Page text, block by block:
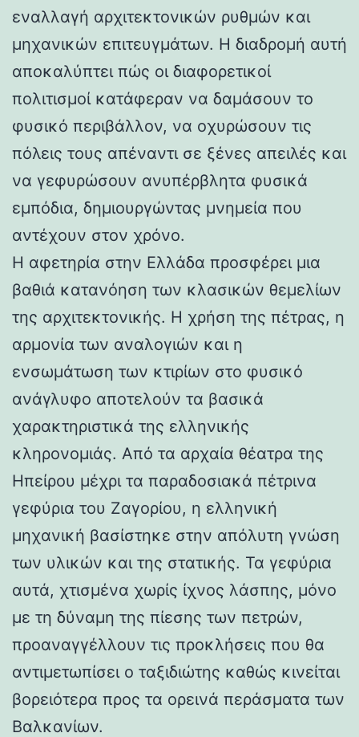
εναλλαγή αρχιτεκτονικών ρυθμών και
μηχανικών επιτευγμάτων. Η διαδρομή αυτή
αποκαλύπτει πώς οι διαφορετικοί
πολιτισμοί κατάφεραν να δαμάσουν το
φυσικό περιβάλλον, να οχυρώσουν τις
πόλεις τους απέναντι σε ξένες απειλές και
να γεφυρώσουν ανυπέρβλητα φυσικά
εμπόδια, δημιουργώντας μνημεία που
αντέχουν στον χρόνο.
Η αφετηρία στην Ελλάδα προσφέρει μια
βαθιά κατανόηση των κλασικών θεμελίων
της αρχιτεκτονικής. Η χρήση της πέτρας, η
αρμονία των αναλογιών και η
ενσωμάτωση των κτιρίων στο φυσικό
ανάγλυφο αποτελούν τα βασικά
χαρακτηριστικά της ελληνικής
κληρονομιάς. Από τα αρχαία θέατρα της
Ηπείρου μέχρι τα παραδοσιακά πέτρινα
γεφύρια του Ζαγορίου, η ελληνική
μηχανική βασίστηκε στην απόλυτη γνώση
των υλικών και της στατικής. Τα γεφύρια
αυτά, χτισμένα χωρίς ίχνος λάσπης, μόνο
με τη δύναμη της πίεσης των πετρών,
προαναγγέλλουν τις προκλήσεις που θα
αντιμετωπίσει ο ταξιδιώτης καθώς κινείται
βορειότερα προς τα ορεινά περάσματα των
Βαλκανίων.